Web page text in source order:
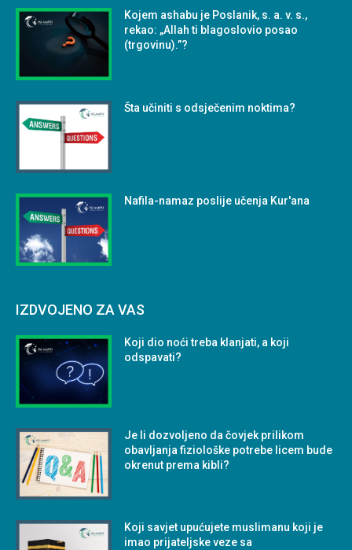
Kojem ashabu je Poslanik, s. a. v. s.,
rekao: „Allah ti blagoslovio posao
(trgovinu).”?
Šta učiniti s odsječenim noktima?
Nafila-namaz poslije učenja Kur'ana
IZDVOJENO ZA VAS
Koji dio noći treba klanjati, a koji
odspavati?
Je li dozvoljeno da čovjek prilikom
obavljanja fiziološke potrebe licem bude
okrenut prema kibli?
Koji savjet upućujete muslimanu koji je
imao prijateljske veze sa